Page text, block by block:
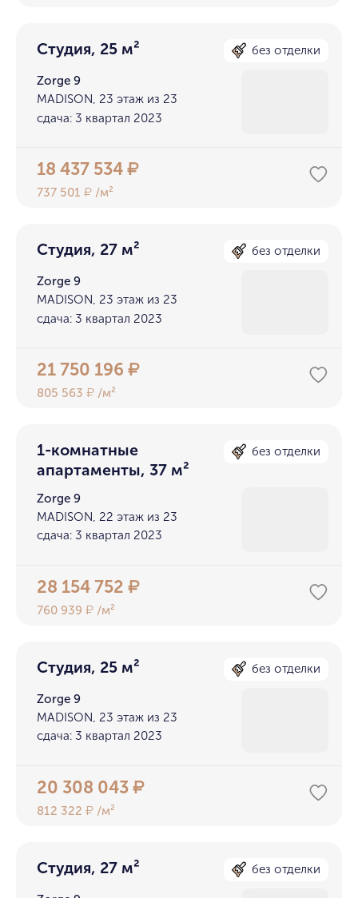
Студия, 25 м² без отделки
Zorge 9
MADISON, 23 этаж из 23
сдача: 3 квартал 2023
18 437 534₽
737 501₽ /м²
Студия, 27 м² без отделки
Zorge 9
MADISON, 23 этаж из 23
сдача: 3 квартал 2023
21 750 196₽
805 563₽ /м²
1-комнатные
апартаменты, 37 м²
без отделки
Zorge 9
MADISON, 22 этаж из 23
сдача: 3 квартал 2023
28 154 752₽
760 939₽ /м²
Студия, 25 м² без отделки
Zorge 9
MADISON, 23 этаж из 23
сдача: 3 квартал 2023
20 308 043₽
812 322₽ /м²
Студия, 27 м² без отделки